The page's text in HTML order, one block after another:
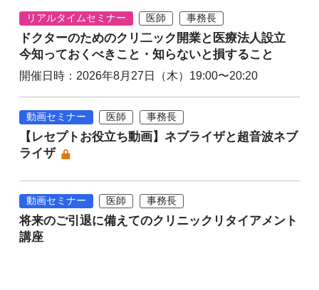
リアルタイムセミナー 医師 事務長
ドクターのためのクリ二ック開業と医療法人設立
今知っておくべきこと・知らないと損すること
開催日時：2026年8月27日（木）19:00〜20:20
動画セミナー 医師 事務長
【レセプトお役立ち動画】ネブライザと超音波ネブ
ライザ
動画セミナー 医師 事務長
将来のご引退に備えてのクリニックリタイアメント
講座